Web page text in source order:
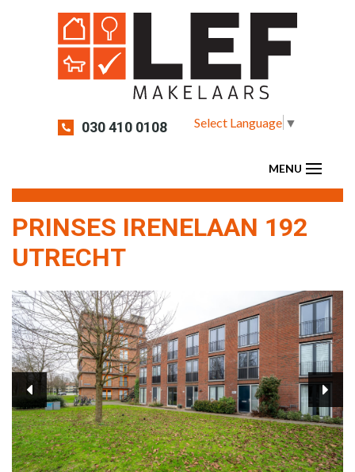
030 410 0108 Select Language ▼
PRINSES IRENELAAN 192
UTRECHT